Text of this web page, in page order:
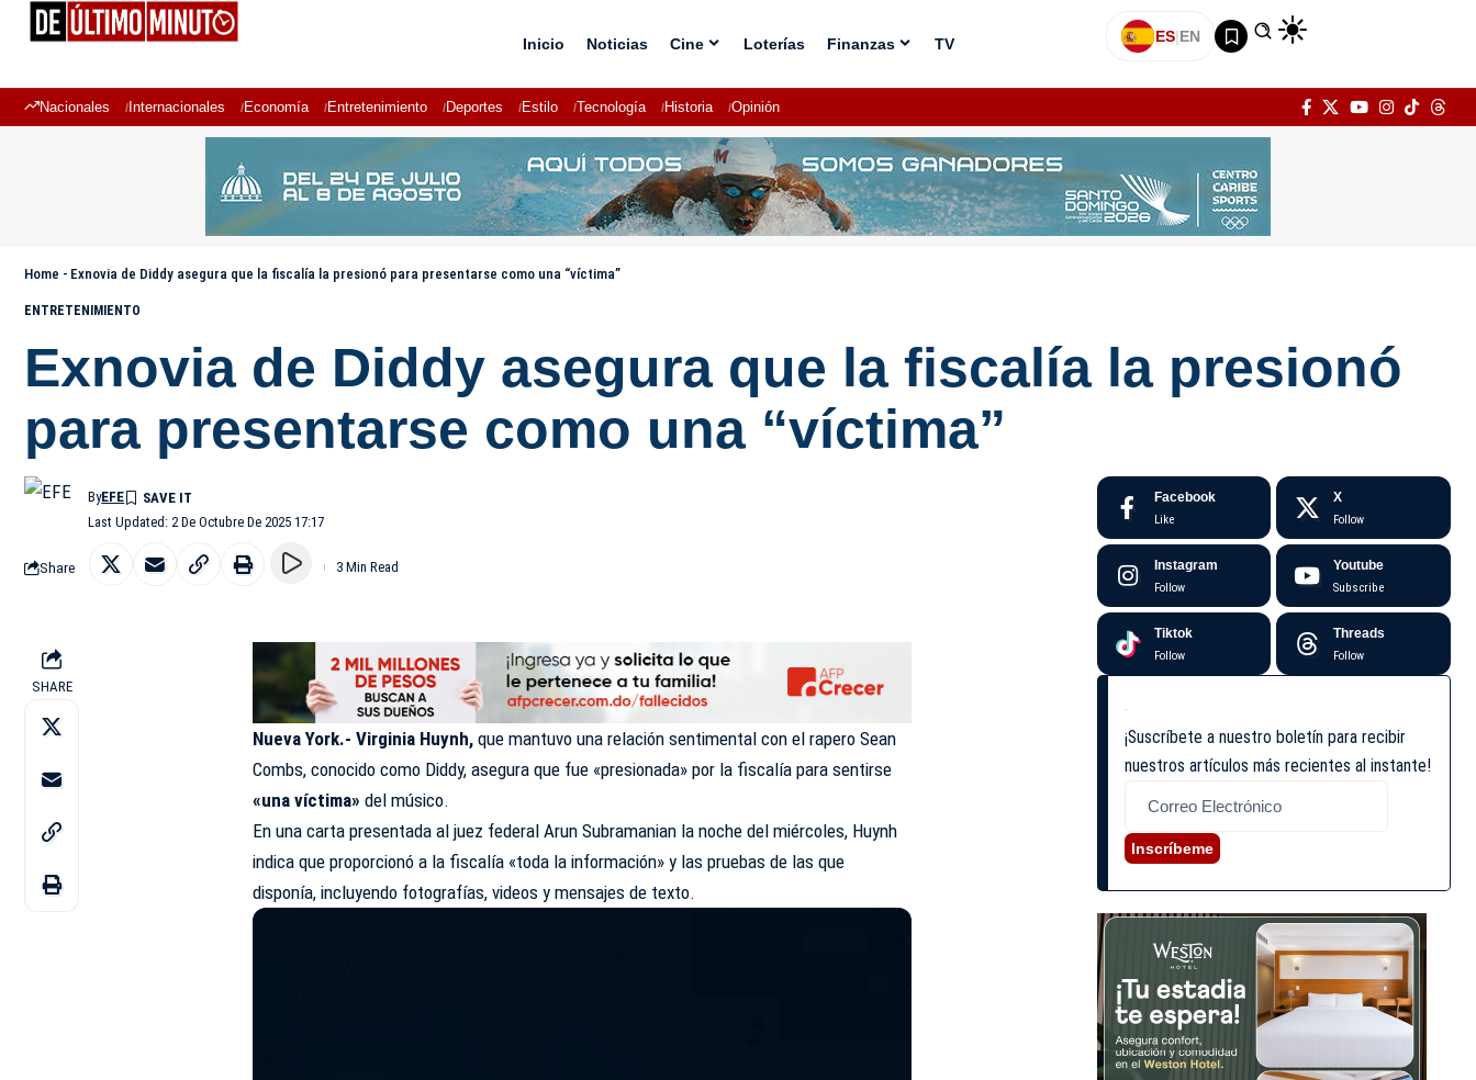
Inicio Noticias Cine Loterías Finanzas TV ES|EN
Nacionales Internacionales Economía Entretenimiento Deportes Estilo Tecnología Historia Opinión
Home - Exnovia de Diddy asegura que la fiscalía la presionó para presentarse como una “víctima”
ENTRETENIMIENTO
Exnovia de Diddy asegura que la fiscalía la presionó
para presentarse como una “víctima”
Last Updated: 2 De Octubre De 2025 17:17
ByEFE
Share 3 Min Read
SHARE
Nueva York.- Virginia Huynh,que mantuvo una relación sentimental con el rapero Sean
Combs, conocido como Diddy, asegura que fue «presionada» por la fiscalía para sentirse
«una víctima» del músico.
En una carta presentada al juez federal Arun Subramanian la noche del miércoles, Huynh
indica que proporcionó a la fiscalía «toda la información» y las pruebas de las que
disponía, incluyendo fotografías, videos y mensajes de texto.
Facebook
Like
X
Follow
Instagram
Follow
Youtube
Subscribe
Tiktok
Follow
Threads
Follow
¡Suscríbete a nuestro boletín para recibir
nuestros artículos más recientes al instante!
Inscríbeme